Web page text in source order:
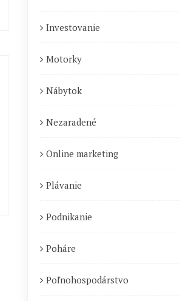
Investovanie
Motorky
Nábytok
Nezaradené
Online marketing
Plávanie
Podnikanie
Poháre
Poľnohospodárstvo